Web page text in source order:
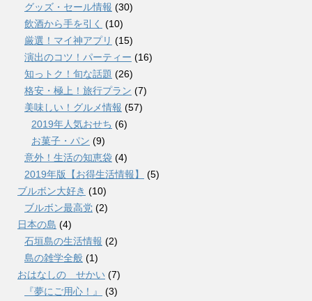
グッズ・セール情報 (30)
飲酒から手を引く (10)
厳選！マイ神アプリ (15)
演出のコツ！パーティー (16)
知っトク！旬な話題 (26)
格安・極上！旅行プラン (7)
美味しい！グルメ情報 (57)
2019年人気おせち (6)
お菓子・パン (9)
意外！生活の知恵袋 (4)
2019年版【お得生活情報】
(5)
ブルボン大好き (10)
ブルボン最高党 (2)
日本の島 (4)
石垣島の生活情報 (2)
島の雑学全般 (1)
おはなしの せかい (7)
『夢にご用心！』
(3)